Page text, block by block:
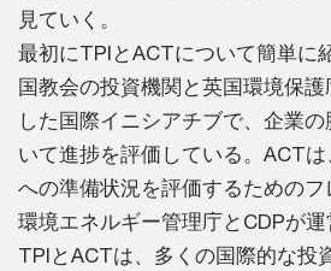
見ていく。
最初にTPIとACTについて簡単に
国教会の投資機関と英国環境保
した国際イニシアチブで、企業
いて進捗を評価している。ACT
への準備状況を評価するための
環境エネルギー管理庁とCDPが運
TPIとACTは、多くの国際的な投